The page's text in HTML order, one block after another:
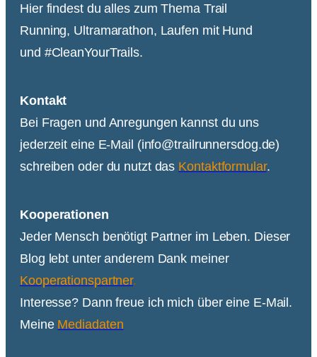
Hier findest du alles zum Thema Trail
Running, Ultramarathon, Laufen mit Hund
und #CleanYourTrails.
Kontakt
Bei Fragen und Anregungen kannst du uns
jederzeit eine E-Mail (info@trailrunnersdog.de)
schreiben oder du nutzt das Kontaktformular.
Kooperationen
Jeder Mensch benötigt Partner im Leben. Dieser
Blog lebt unter anderem Dank meiner
Kooperationspartner.
Interesse? Dann freue ich mich über eine E-Mail.
Meine Mediadaten